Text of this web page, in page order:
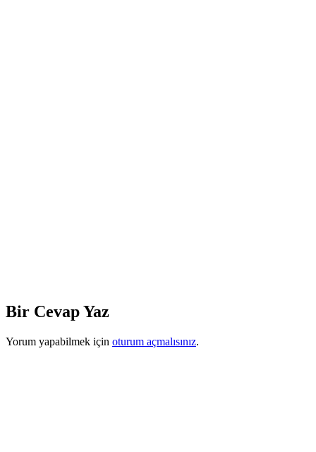
Bir Cevap Yaz
Yorum yapabilmek için oturum açmalısınız.